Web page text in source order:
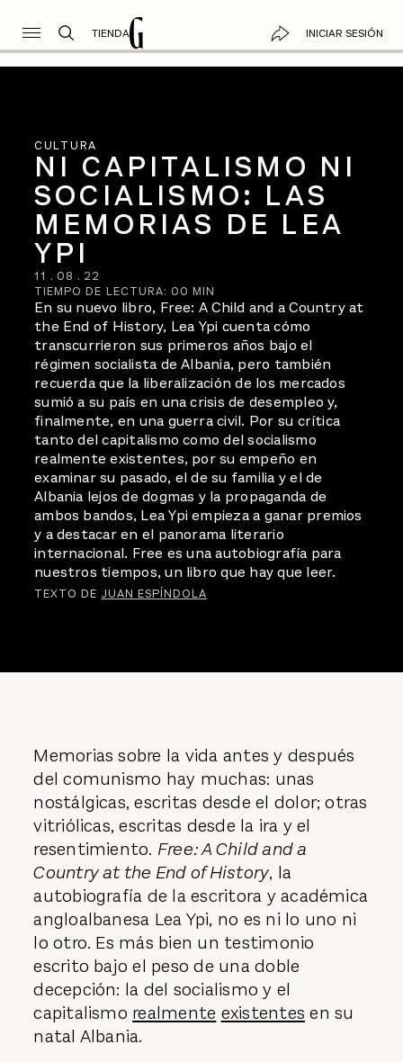
TIENDA INICIAR SESIÓN
CULTURA
NI CAPITALISMO NI
SOCIALISMO: LAS
MEMORIAS DE LEA
YPI
11 . 08 . 22
TIEMPO DE LECTURA: 00 MIN
En su nuevo libro, Free: A Child and a Country at
the End of History, Lea Ypi cuenta cómo
transcurrieron sus primeros años bajo el
régimen socialista de Albania, pero también
recuerda que la liberalización de los mercados
sumió a su país en una crisis de desempleo y,
finalmente, en una guerra civil. Por su crítica
tanto del capitalismo como del socialismo
realmente existentes, por su empeño en
examinar su pasado, el de su familia y el de
Albania lejos de dogmas y la propaganda de
ambos bandos, Lea Ypi empieza a ganar premios
y a destacar en el panorama literario
internacional. Free es una autobiografía para
nuestros tiempos, un libro que hay que leer.
TEXTO DE JUAN ESPÍNDOLA
Memorias sobre la vida antes y después
del comunismo hay muchas: unas
nostálgicas, escritas desde el dolor; otras
vitriólicas, escritas desde la ira y el
resentimiento. Free: A Child and a
Country at the End of History, la
autobiografía de la escritora y académica
angloalbanesa Lea Ypi, no es ni lo uno ni
lo otro. Es más bien un testimonio
escrito bajo el peso de una doble
decepción: la del socialismo y el
capitalismo realmente existentes en su
natal Albania.